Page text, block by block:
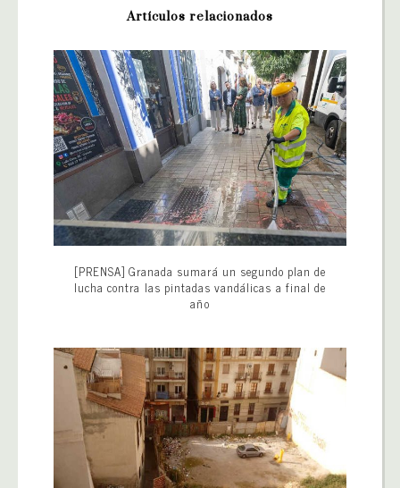
Artículos relacionados
[PRENSA] Granada sumará un segundo plan de
lucha contra las pintadas vandálicas a final de
año